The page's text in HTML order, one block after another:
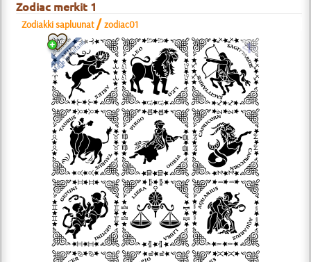
Zodiac merkit 1
Zodiakki sapluunat /zodiac01
a